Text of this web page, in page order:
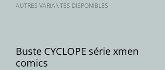
AUTRES VARIANTES DISPONIBLES
Buste CYCLOPE série xmen
comics